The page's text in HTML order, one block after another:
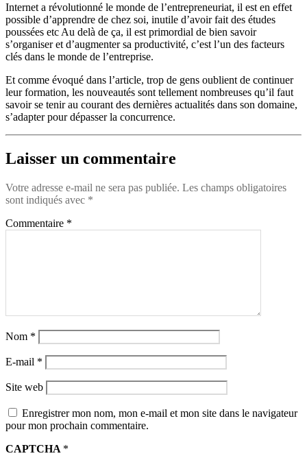
Internet a révolutionné le monde de l’entrepreneuriat, il est en effet
possible d’apprendre de chez soi, inutile d’avoir fait des études
poussées etc Au delà de ça, il est primordial de bien savoir
s’organiser et d’augmenter sa productivité, c’est l’un des facteurs
clés dans le monde de l’entreprise.
Et comme évoqué dans l’article, trop de gens oublient de continuer
leur formation, les nouveautés sont tellement nombreuses qu’il faut
savoir se tenir au courant des dernières actualités dans son domaine,
s’adapter pour dépasser la concurrence.
Laisser un commentaire
Votre adresse e-mail ne sera pas publiée. Les champs obligatoires
sont indiqués avec *
Commentaire *
Nom *
E-mail *
Site web
Enregistrer mon nom, mon e-mail et mon site dans le navigateur
pour mon prochain commentaire.
CAPTCHA *